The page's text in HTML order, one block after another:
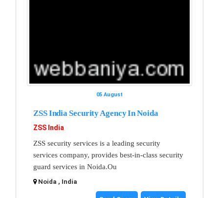
05 August
ZSS India Security Agency In Noida
ZSS India
ZSS security services is a leading security
services company, provides best-in-class security
guard services in Noida.Ou
Noida , India